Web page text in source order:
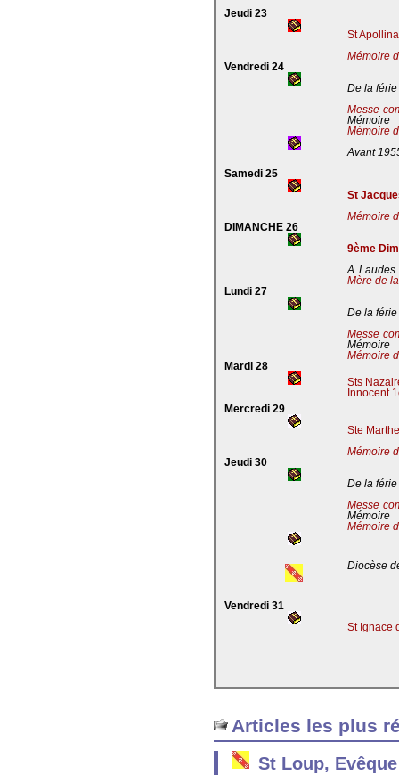
Jeudi 23
St
Mémoire
Vendredi 24
De la férie
Messe
Mémoire
Mémoire
Avant
Samedi 25
St
Mémoire
DIMANCHE 26
9ème
A
Mère de
Lundi 27
De la férie
Messe
Mémoire
Mémoire
Mardi 28
Sts
Innocent
Mercredi 29
Ste
Mémoire
Jeudi 30
De la férie
Messe
Mémoire
Mémoire
Diocèse
Vendredi 31
St Ignace
Articles les plus
St Loup,